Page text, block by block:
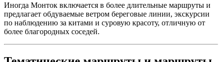
Иногда Монток включается в более длительные маршруты и
предлагает обдуваемые ветром береговые линии, экскурсии
по наблюдению за китами и суровую красоту, отличную от
более благородных соседей.